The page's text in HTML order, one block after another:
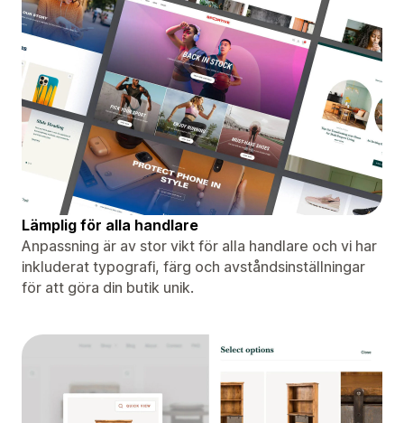
Lämplig för alla handlare
Anpassning är av stor vikt för alla handlare och vi har
inkluderat typografi, färg och avståndsinställningar
för att göra din butik unik.